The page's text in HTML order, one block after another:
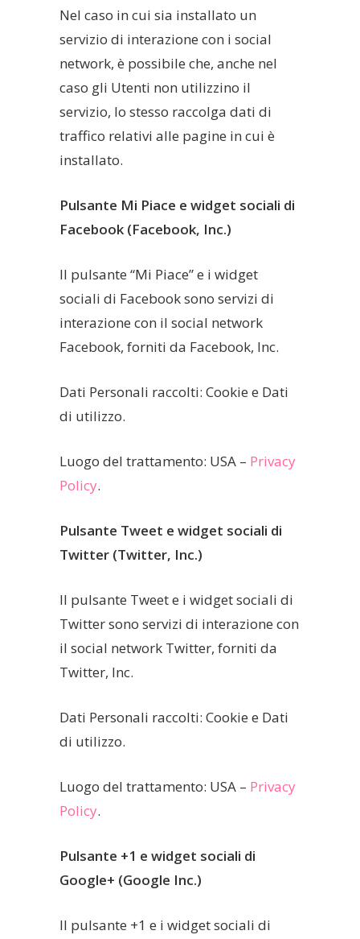
Nel caso in cui sia installato un
servizio di interazione con i social
network, è possibile che, anche nel
caso gli Utenti non utilizzino il
servizio, lo stesso raccolga dati di
traffico relativi alle pagine in cui è
installato.
Pulsante Mi Piace e widget sociali di
Facebook (Facebook, Inc.)
Il pulsante “Mi Piace” e i widget
sociali di Facebook sono servizi di
interazione con il social network
Facebook, forniti da Facebook, Inc.
Dati Personali raccolti: Cookie e Dati
di utilizzo.
Luogo del trattamento: USA – Privacy
Policy.
Pulsante Tweet e widget sociali di
Twitter (Twitter, Inc.)
Il pulsante Tweet e i widget sociali di
Twitter sono servizi di interazione con
il social network Twitter, forniti da
Twitter, Inc.
Dati Personali raccolti: Cookie e Dati
di utilizzo.
Luogo del trattamento: USA – Privacy
Policy.
Pulsante +1 e widget sociali di
Google+ (Google Inc.)
Il pulsante +1 e i widget sociali di